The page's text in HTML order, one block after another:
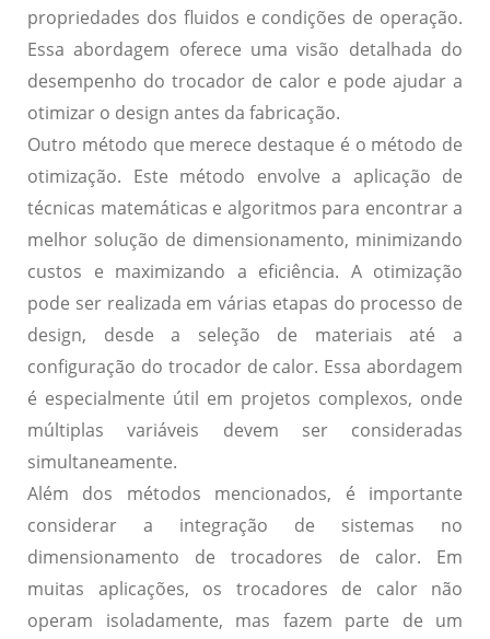
propriedades dos fluidos e condições de operação.
Essa abordagem oferece uma visão detalhada do
desempenho do trocador de calor e pode ajudar a
otimizar o design antes da fabricação.
Outro método que merece destaque é o método de
otimização. Este método envolve a aplicação de
técnicas matemáticas e algoritmos para encontrar a
melhor solução de dimensionamento, minimizando
custos e maximizando a eficiência. A otimização
pode ser realizada em várias etapas do processo de
design, desde a seleção de materiais até a
configuração do trocador de calor. Essa abordagem
é especialmente útil em projetos complexos, onde
múltiplas variáveis devem ser consideradas
simultaneamente.
Além dos métodos mencionados, é importante
considerar a integração de sistemas no
dimensionamento de trocadores de calor. Em
muitas aplicações, os trocadores de calor não
operam isoladamente, mas fazem parte de um